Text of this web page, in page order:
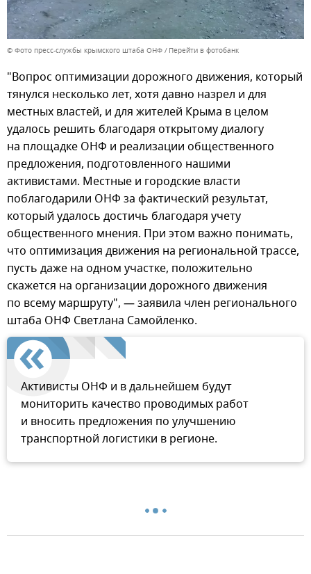
© Фото пресс-службы крымского штаба ОНФ Перейти в фотобанк
"Вопрос оптимизации дорожного движения, который
тянулся несколько лет, хотя давно назрел и для
местных властей, и для жителей Крыма в целом
удалось решить благодаря открытому диалогу
на площадке ОНФ и реализации общественного
предложения, подготовленного нашими
активистами. Местные и городские власти
поблагодарили ОНФ за фактический результат,
который удалось достичь благодаря учету
общественного мнения. При этом важно понимать,
что оптимизация движения на региональной трассе,
пусть даже на одном участке, положительно
скажется на организации дорожного движения
по всему маршруту", — заявила член регионального
штаба ОНФ Светлана Самойленко.
Активисты ОНФ и в дальнейшем будут
мониторить качество проводимых работ
и вносить предложения по улучшению
транспортной логистики в регионе.